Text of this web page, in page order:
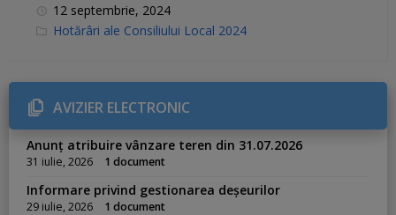
12 septembrie, 2024
C
r
i
e
s
Hotărâri ale Consiliului Local 2024
AVIZIER ELECTRONIC
Anunț atribuire vânzare teren din 31.07.2026
31 iulie, 2026 1 document
Informare privind gestionarea deșeurilor
29 iulie, 2026 1 document